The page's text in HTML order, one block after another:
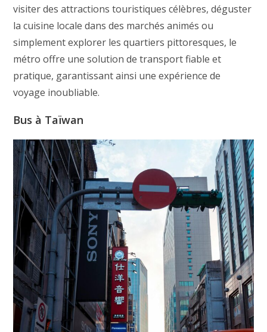
visiter des attractions touristiques célèbres, déguster
la cuisine locale dans des marchés animés ou
simplement explorer les quartiers pittoresques, le
métro offre une solution de transport fiable et
pratique, garantissant ainsi une expérience de
voyage inoubliable.
Bus à Taïwan